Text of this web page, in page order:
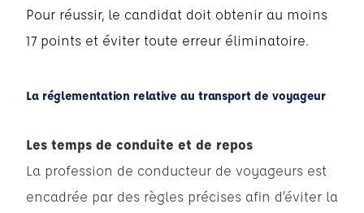
Pour réussir, le candidat doit obtenir au moins
17 points et éviter toute erreur éliminatoire.
La réglementation relative au transport de voyageur
Les temps de conduite et de repos
La profession de conducteur de voyageurs est
encadrée par des règles précises afin d’éviter la